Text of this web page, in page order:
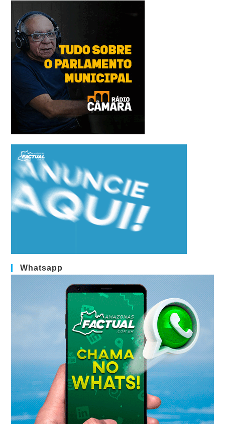
Whatsapp